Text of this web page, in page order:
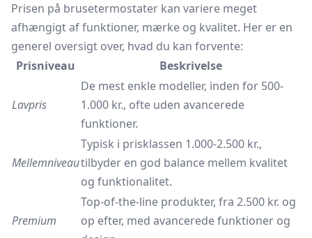
Prisen på brusetermostater kan variere meget
afhængigt af funktioner, mærke og kvalitet. Her er en
generel oversigt over, hvad du kan forvente:
Prisniveau
Beskrivelse
Lavpris
De mest enkle modeller, inden for 500-
1.000 kr., ofte uden avancerede
funktioner.
Mellemniveau
Typisk i prisklassen 1.000-2.500 kr.,
tilbyder en god balance mellem kvalitet
og funktionalitet.
Premium
Top-of-the-line produkter, fra 2.500 kr. og
op efter, med avancerede funktioner og